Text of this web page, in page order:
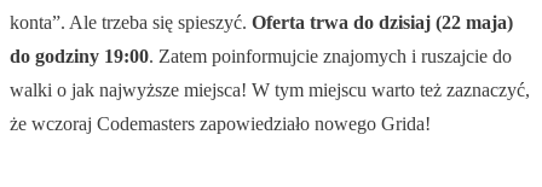
konta”. Ale trzeba się spieszyć. Oferta trwa do dzisiaj (22 maja)
do godziny 19:00. Zatem poinformujcie znajomych i ruszajcie do
walki o jak najwyższe miejsca! W tym miejscu warto też zaznaczyć,
że wczoraj Codemasters zapowiedziało nowego Grida!